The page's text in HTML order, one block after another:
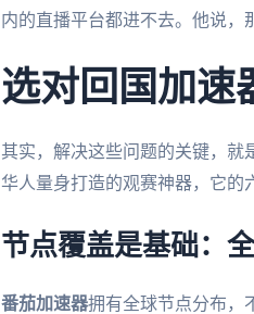
内的直播平台都进不去。他说，
选对回国加速
其实，解决这些问题的关键，就
华人量身打造的观赛神器，它的
节点覆盖是基础：
番茄加速器拥有全球节点分布，